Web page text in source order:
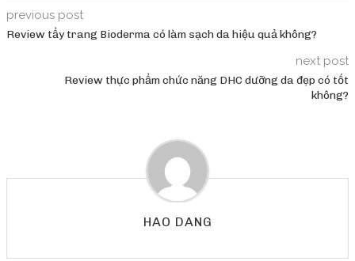
previous post
Review tẩy trang Bioderma có làm sạch da hiệu quả không?
next post
Review thực phẩm chức năng DHC dưỡng da đẹp có tốt
không?
HAO DANG